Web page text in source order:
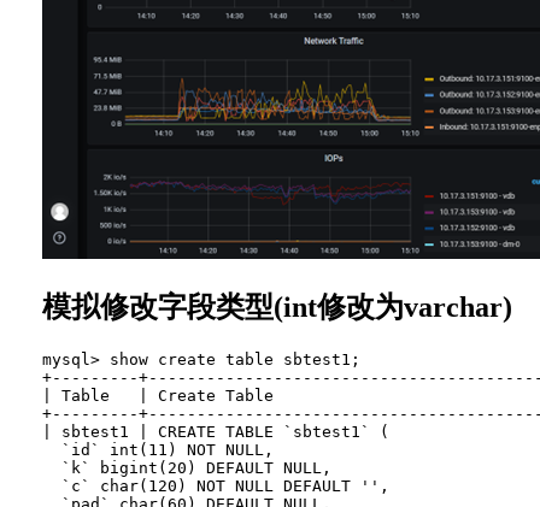
模拟修改字段类型(int修改为varchar)
mysql> show create table sbtest1;
+---------
| Table   | Create Table
+---------
| sbtest1 | CREATE TABLE `sbtest1` (
  `id` int(11) NOT NULL,
  `k` bigint(20) DEFAULT NULL,
  `c` char(120) NOT NULL DEFAULT '',